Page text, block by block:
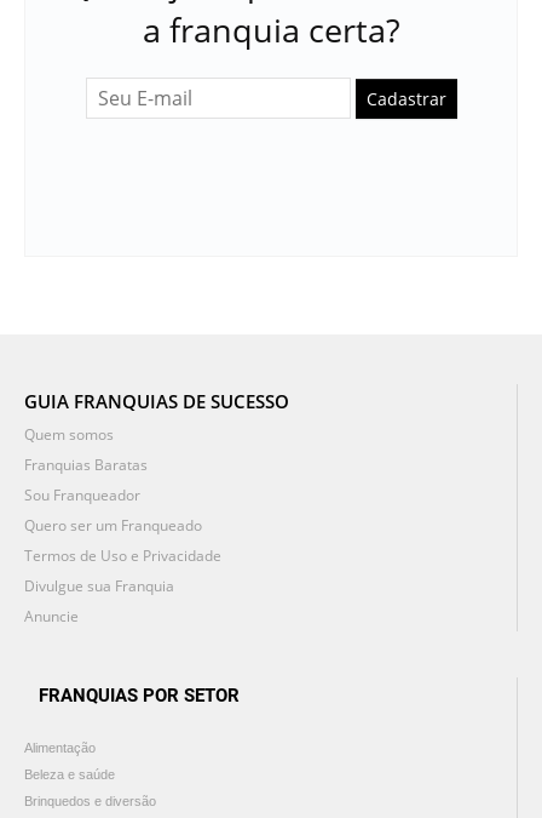
a franquia certa?
Cadastrar
GUIA FRANQUIAS DE SUCESSO
Quem somos
Franquias Baratas
Sou Franqueador
Quero ser um Franqueado
Termos de Uso e Privacidade
Divulgue sua Franquia
Anuncie
FRANQUIAS POR SETOR
Alimentação
Beleza e saúde
Brinquedos e diversão